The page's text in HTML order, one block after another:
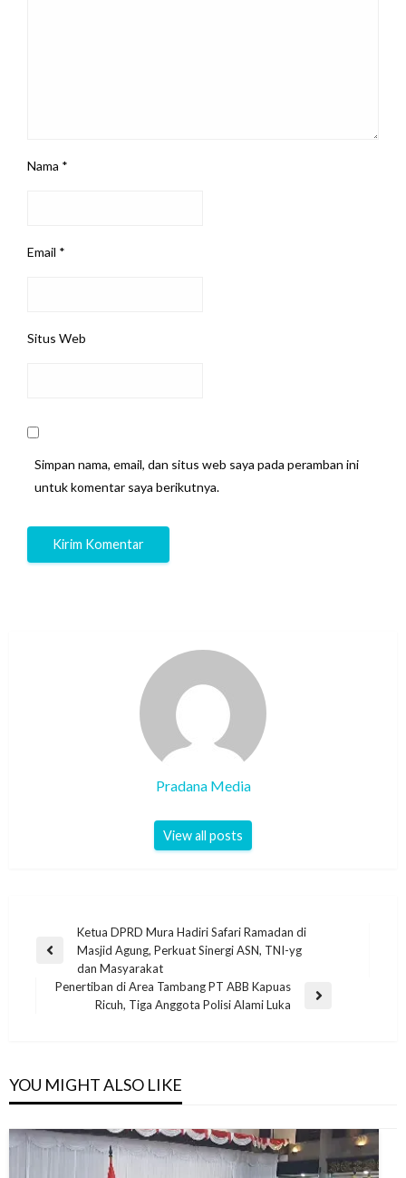
Nama *
Email *
Situs Web
Simpan nama, email, dan situs web saya pada peramban ini
untuk komentar saya berikutnya.
Pradana Media
View all posts
Ketua DPRD Mura Hadiri Safari Ramadan di
Masjid Agung, Perkuat Sinergi ASN, TNI-yg
dan Masyarakat
Penertiban di Area Tambang PT ABB Kapuas
Ricuh, Tiga Anggota Polisi Alami Luka
YOU MIGHT ALSO LIKE